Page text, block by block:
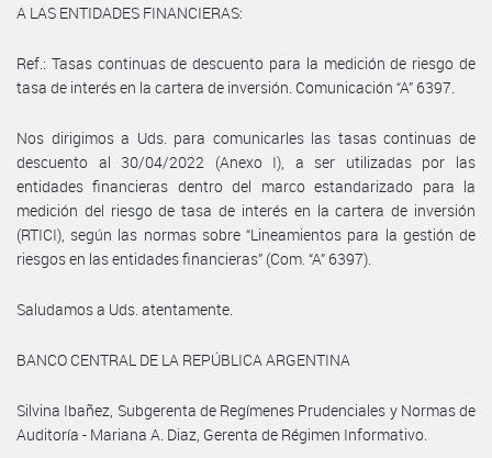
A LAS ENTIDADES FINANCIERAS:
Ref.: Tasas continuas de descuento para la medición de riesgo de
tasa de interés en la cartera de inversión. Comunicación “A” 6397.
Nos dirigimos a Uds. para comunicarles las tasas continuas de
descuento al 30/04/2022 (Anexo I), a ser utilizadas por las
entidades financieras dentro del marco estandarizado para la
medición del riesgo de tasa de interés en la cartera de inversión
(RTICI), según las normas sobre “Lineamientos para la gestión de
riesgos en las entidades financieras” (Com. “A” 6397).
Saludamos a Uds. atentamente.
BANCO CENTRAL DE LA REPÚBLICA ARGENTINA
Silvina Ibañez, Subgerenta de Regímenes Prudenciales y Normas de
Auditoría - Mariana A. Diaz, Gerenta de Régimen Informativo.